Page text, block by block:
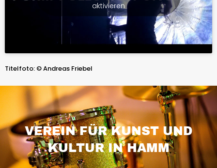
aktivieren
Titelfoto: © Andreas Friebel
VEREIN FÜR KUNST UND
KULTUR IN HAMM